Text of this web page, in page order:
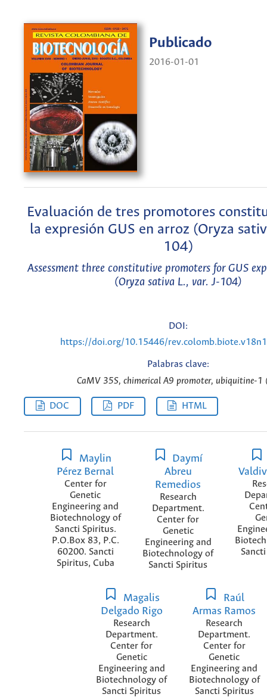
Publicado
2016-01-01
Evaluación de tres promotores
la expresión GUS en arroz (Oryza
104)
Assessment three constitutive promoters for GUS
(Oryza sativa L., var. J-104)
DOI:
https://doi.org/10.15446/
Palabras clave:
CaMV 35S, chimerical A9 promoter, ubiquitine-1
DOC PDF HTML
Maylin
Pérez Bernal
Center for
Genetic
Engineering and
Biotechnology of
Sancti Spiritus.
P.O.Box 83, P.C.
60200. Sancti
Spiritus, Cuba
Daymí
Abreu
Remedios
Research
Department.
Center for
Genetic
Engineering and
Biotechnology of
Sancti Spiritus
Magalis
Delgado Rigo
Research
Department.
Center for
Genetic
Engineering and
Biotechnology of
Sancti Spiritus
Raúl
Armas Ramos
Research
Department.
Center for
Genetic
Engineering and
Biotechnology of
Sancti Spiritus